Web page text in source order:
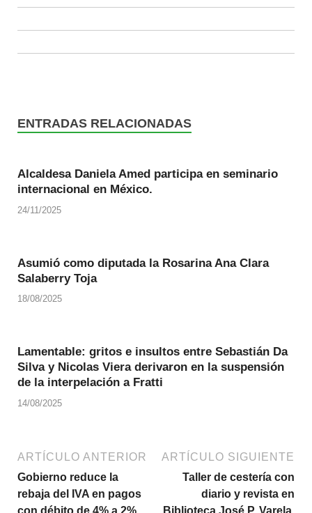
ENTRADAS RELACIONADAS
Alcaldesa Daniela Amed participa en seminario
internacional en México.
24/11/2025
Asumió como diputada la Rosarina Ana Clara
Salaberry Toja
18/08/2025
Lamentable: gritos e insultos entre Sebastián Da
Silva y Nicolas Viera derivaron en la suspensión
de la interpelación a Fratti
14/08/2025
ARTÍCULO ANTERIOR
Gobierno reduce la
rebaja del IVA en pagos
con débito de 4% a 2%
ARTÍCULO SIGUIENTE
Taller de cestería con
diario y revista en
Biblioteca José P. Varela.